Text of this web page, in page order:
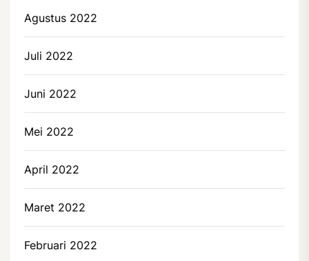
Agustus 2022
Juli 2022
Juni 2022
Mei 2022
April 2022
Maret 2022
Februari 2022